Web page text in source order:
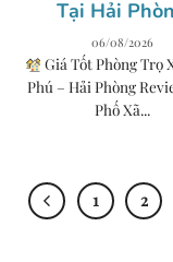
Tại Hải
06/08/2026
Giá Tốt Phòng Trọ
Phú – Hải Phòng
Phố Xã...
1 2